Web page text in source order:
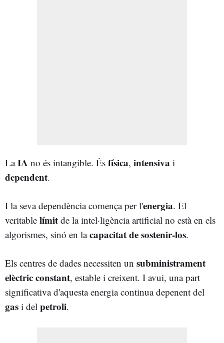
LaIA no és intangible. És física, intensiva i
dependent.
I la seva dependència comença per l'energia. El
veritable límit de la intel·ligència artificial no està en els
algorismes, sinó en lacapacitat de sostenir-los.
Els centres de dades necessiten un subministrament
elèctric constant, estable i creixent. I avui, una part
significativa d'aquesta energia continua depenent del
gas i del petroli.